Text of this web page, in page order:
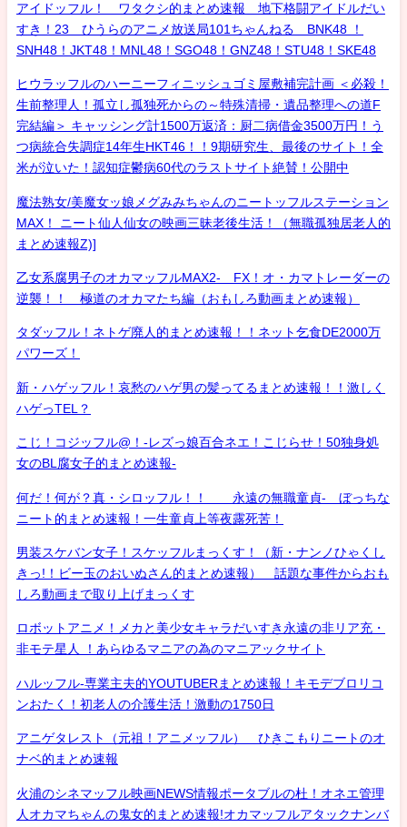
アイドッフル！ ワタクシ的まとめ速報 地下格闘アイドルだい
すき！23 ひうらのアニメ放送局101ちゃんねる BNK48 ！
SNH48！JKT48！MNL48！SGO48！GNZ48！STU48！SKE48
ヒウラッフルのハーニーフィニッシュゴミ屋敷補完計画 ＜必殺！
生前整理人！孤立し孤独死からの～特殊清掃・遺品整理への道F
完結編＞ キャッシング計1500万返済：厨二病借金3500万円！う
つ病統合失調症14年生HKT46！！9期研究生、最後のサイト！全
米が泣いた！認知症鬱病60代のラストサイト絶賛！公開中
魔法熟女/美魔女ッ娘メグみみちゃんのニートッフルステーション
MAX！ ニート仙人仙女の映画三昧老後生活！（無職孤独居老人的
まとめ速報Z)]
乙女系腐男子のオカマッフルMAX2- FX！オ・カマトレーダーの
逆襲！！ 極道のオカマたち編（おもしろ動画まとめ速報）
タダッフル！ネトゲ廃人的まとめ速報！！ネット乞食DE2000万
パワーズ！
新・ハゲッフル！哀愁のハゲ男の髪ってるまとめ速報！！激しく
ハゲっTEL？
こじ！コジッフル@！-レズっ娘百合ネエ！こじらせ！50独身処
女のBL腐女子的まとめ速報-
何だ！何が？真・シロッフル！！ 永遠の無職童貞- ぼっちな
ニート的まとめ速報！一生童貞上等夜露死苦！
男装スケバン女子！スケッフルまっくす！（新・ナンノひゃくし
きっ!！ビー玉のおいぬさん的まとめ速報） 話題な事件からおも
しろ動画まで取り上げまっくす
ロボットアニメ！メカと美少女キャラだいすき永遠の非リア充・
非モテ星人 ！あらゆるマニアの為のマニアックサイト
ハルッフル-専業主夫的YOUTUBERまとめ速報！キモデブロリコ
ンおたく！初老人の介護生活！激動の1750日
アニゲタレスト（元祖！アニメッフル） ひきこもりニートのオ
ナベ的まとめ速報
火浦のシネマッフル映画NEWS情報ポータブルの杜！オネエ管理
人オカマちゃんの鬼女的まとめ速報!オカマッフルアタックナンバ